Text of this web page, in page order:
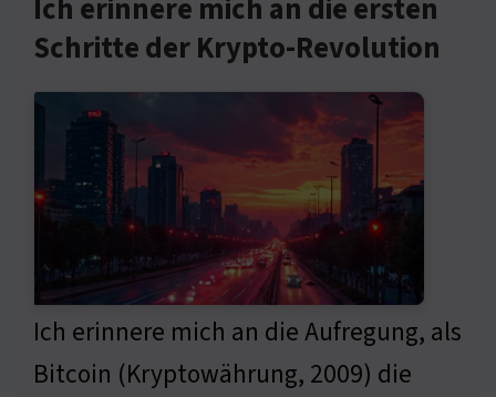
Ich erinnere mich an die ersten
Schritte der Krypto-Revolution
Ich erinnere mich an die Aufregung, als
Bitcoin (Kryptowährung, 2009) die